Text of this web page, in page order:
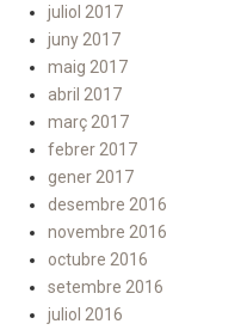
juliol 2017
juny 2017
maig 2017
abril 2017
març 2017
febrer 2017
gener 2017
desembre 2016
novembre 2016
octubre 2016
setembre 2016
juliol 2016